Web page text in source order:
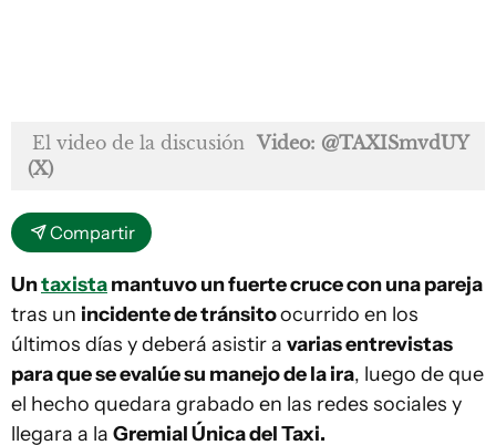
El video de la discusión Video: @TAXISmvdUY
(X)
Compartir
Untaxistamantuvo un fuerte cruce con una pareja
tras un incidente de tránsitoocurrido en los
últimos días y deberá asistir a varias entrevistas
para que se evalúe su manejo de la ira, luego de que
el hecho quedara grabado en las redes sociales y
llegara a la Gremial Única del Taxi.